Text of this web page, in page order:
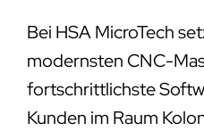
Bei HSA MicroTech
modernsten CNC-
fortschrittlichste
Kunden im Raum